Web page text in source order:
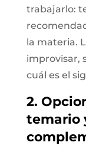
trabajarlo:
la materia.
improvisar,
cuál es el
2.
temario